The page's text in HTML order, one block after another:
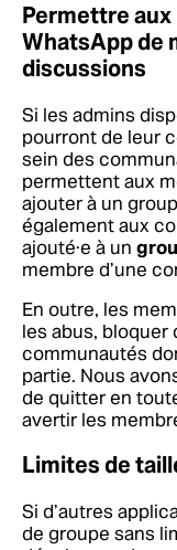
Permettre
WhatsApp de
discussions
Si les admins
pourront de leur
sein des
permettent aux
ajouter à un
également aux
ajouté·e à un
membre d’une
En outre, les
les abus,
communautés
partie. Nous
de quitter en
avertir les
Limites de
Si d’autres
de groupe sans